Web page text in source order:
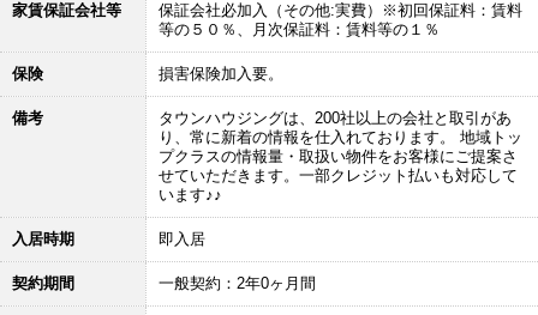
家賃保証会社等
保証会社必加入（その他:実費）※初回保証料：賃料
等の５０％、月次保証料：賃料等の１％
保険 損害保険加入要。
備考
タウンハウジングは、200社以上の会社と取引があ
り、常に新着の情報を仕入れております。 地域トッ
プクラスの情報量・取扱い物件をお客様にご提案さ
せていただきます。一部クレジット払いも対応して
います♪♪
入居時期 即入居
契約期間 一般契約：2年0ヶ月間